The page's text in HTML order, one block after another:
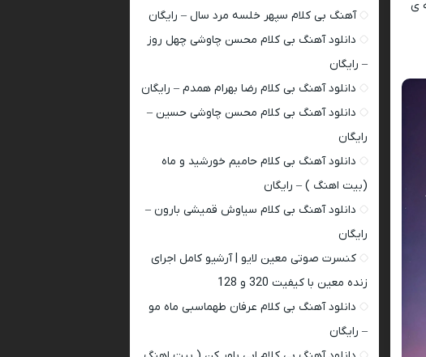
آهنگ بی کلام سپهر خلسه مرد سال – رایگان
دانلود آهنگ بی کلام محسن چاوشی چهل روز
– رایگان
دانلود آهنگ بی کلام رضا بهرام همدم – رایگان
دانلود آهنگ بی کلام محسن چاوشی حسین –
رایگان
دانلود آهنگ بی کلام حامیم خورشید و ماه
(بیت اهنگ ) – رایگان
دانلود آهنگ بی کلام سیاوش قمیشی بارون –
رایگان
کنسرت صوتی معین لایو | آرشیو کامل اجرای
زنده معین با کیفیت 320 و 128
دانلود آهنگ بی کلام عرفان طهماسبی ماه مو
– رایگان